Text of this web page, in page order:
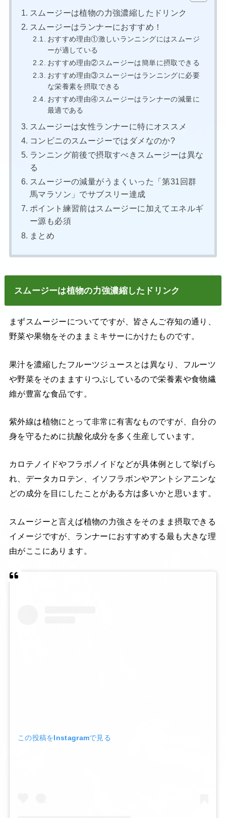
スムージーは植物の力強濃縮したドリンク
スムージーはランナーにおすすめ！
おすすめ理由①激しいランニングにはスムージ
ーが適している
おすすめ理由②スムージーは簡単に摂取できる
おすすめ理由③スムージーはランニングに必要
な栄養素を摂取できる
おすすめ理由④スムージーはランナーの減量に
最適である
スムージーは女性ランナーに特にオススメ
コンビニのスムージーではダメなのか?
ランニング前後で摂取すべきスムージーは異な
る
スムージーの減量がうまくいった「第31回群
馬マラソン」でサブスリー達成
ポイント練習前はスムージーに加えてエネルギ
ー源も必須
まとめ
スムージーは植物の力強濃縮したドリンク
まずスムージーについてですが、皆さんご存知の通り、
野菜や果物をそのままミキサーにかけたものです。
果汁を濃縮したフルーツジュースとは異なり、フルーツ
や野菜をそのまますりつぶしているので栄養素や食物繊
維が豊富な食品です。
紫外線は植物にとって非常に有害なものですが、自分の
身を守るために抗酸化成分を多く生産しています。
カロテノイドやフラボノイドなどが具体例として挙げら
れ、データカロテン、イソフラボンやアントシアニンな
どの成分を目にしたことがある方は多いかと思います。
スムージーと言えば植物の力強さをそのまま摂取できる
イメージですが、ランナーにおすすめする最も大きな理
由がここにあります。
この投稿をInstagramで見る